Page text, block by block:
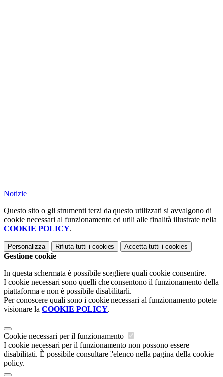
Notizie
Questo sito o gli strumenti terzi da questo utilizzati si avvalgono di
cookie necessari al funzionamento ed utili alle finalità illustrate nella
COOKIE POLICY.
Personalizza Rifiuta tutti i cookies Accetta tutti i cookies
Gestione cookie
In questa schermata è possibile scegliere quali cookie consentire.
I cookie necessari sono quelli che consentono il funzionamento della
piattaforma e non è possibile disabilitarli.
Per conoscere quali sono i cookie necessari al funzionamento potete
visionare la COOKIE POLICY.
Cookie necessari per il funzionamento
I cookie necessari per il funzionamento non possono essere
disabilitati. È possibile consultare l'elenco nella pagina della cookie
policy.